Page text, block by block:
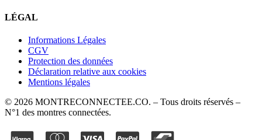
LÉGAL
Informations Légales
CGV
Protection des données
Déclaration relative aux cookies
Mentions légales
© 2026 MONTRECONNECTEE.CO. – Tous droits réservés –
N°1 des montres connectées.